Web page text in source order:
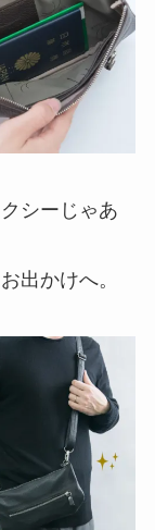
シーじゃあ
出かけへ。